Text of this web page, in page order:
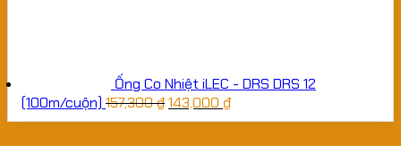
Ống Co Nhiệt iLEC - DRS DRS 12
(100m/cuộn) 157,300₫143,000 ₫